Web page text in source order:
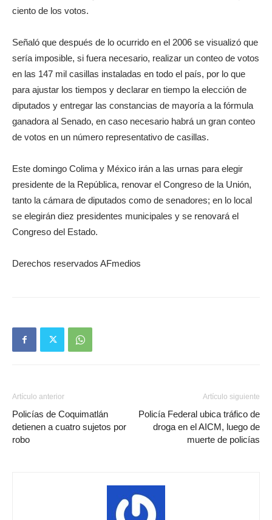
ciento de los votos.
Señaló que después de lo ocurrido en el 2006 se visualizó que
sería imposible, si fuera necesario, realizar un conteo de votos
en las 147 mil casillas instaladas en todo el país, por lo que
para ajustar los tiempos y declarar en tiempo la elección de
diputados y entregar las constancias de mayoría a la fórmula
ganadora al Senado, en caso necesario habrá un gran conteo
de votos en un número representativo de casillas.
Este domingo Colima y México irán a las urnas para elegir
presidente de la República, renovar el Congreso de la Unión,
tanto la cámara de diputados como de senadores; en lo local
se elegirán diez presidentes municipales y se renovará el
Congreso del Estado.
Derechos reservados AFmedios
Artículo anterior
Policías de Coquimatlán
detienen a cuatro sujetos por
robo
Artículo siguiente
Policía Federal ubica tráfico de
droga en el AICM, luego de
muerte de policías